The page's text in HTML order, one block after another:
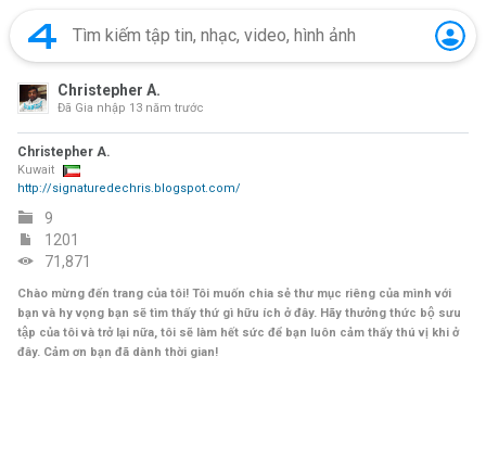
Christepher A.
Đã Gia nhập 13 năm trước
Christepher A.
Kuwait
http://signaturedechris.blogspot.com/
9
1201
71,871
Chào mừng đến trang của tôi! Tôi muốn chia sẻ thư mục riêng của mình với
bạn và hy vọng bạn sẽ tìm thấy thứ gì hữu ích ở đây. Hãy thưởng thức bộ sưu
tập của tôi và trở lại nữa, tôi sẽ làm hết sức để bạn luôn cảm thấy thú vị khi ở
đây. Cảm ơn bạn đã dành thời gian!